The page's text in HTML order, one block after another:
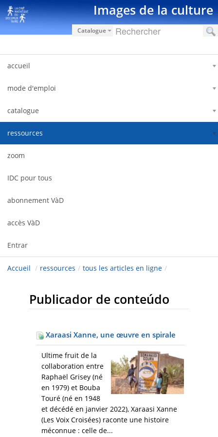
Pular para o conteúdo Images de la culture
Catalogue
accueil
mode d'emploi
catalogue
ressources
zoom
IDC pour tous
abonnement VàD
accès VàD
Entrar
Accueil / ressources / tous les articles en ligne /
Publicador de conteúdo
Xaraasi Xanne, une œuvre en spirale
Ultime fruit de la
collaboration entre
Raphaël Grisey (né
en 1979) et Bouba
Touré (né en 1948
et décédé en janvier 2022), Xaraasi Xanne
(Les Voix Croisées) raconte une histoire
méconnue : celle de...